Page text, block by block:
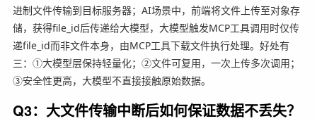
进制文件传输到目标服务器；AI场景中，前端将文件上传至对象存
储，获得file_id后传递给大模型，大模型触发MCP工具调用时仅传
递file_id而非文件本身，由MCP工具下载文件执行处理。好处有
三：①大模型层保持轻量化；②文件可复用，一次上传多次调用；
③安全性更高，大模型不直接接触原始数据。
Q3：大文件传输中断后如何保证数据不丢失？